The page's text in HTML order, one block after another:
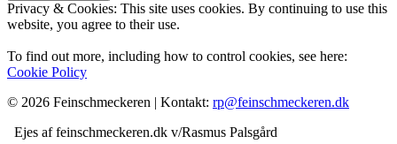
Privacy & Cookies: This site uses cookies. By continuing to use this
website, you agree to their use.
To find out more, including how to control cookies, see here:
Cookie Policy
© 2026 Feinschmeckeren | Kontakt: rp@feinschmeckeren.dk
Ejes af feinschmeckeren.dk v/Rasmus Palsgård